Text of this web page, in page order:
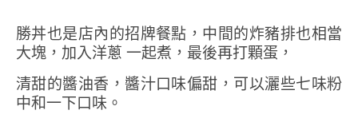
勝丼也是店內的招牌餐點，中間的炸豬排也相當
大塊，加入洋蔥 一起煮，最後再打顆蛋，
清甜的醬油香，醬汁口味偏甜，可以灑些七味粉
中和一下口味。